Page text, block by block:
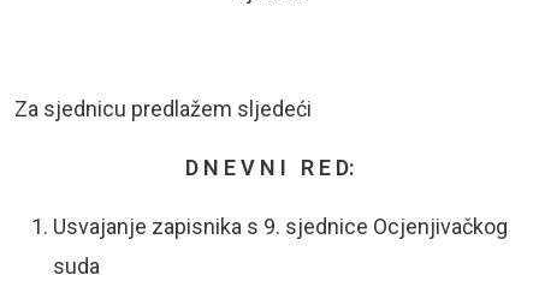
Za sjednicu predlažem sljedeći
D N E V N I R E D:
Usvajanje zapisnika s 9. sjednice Ocjenjivačkog
suda